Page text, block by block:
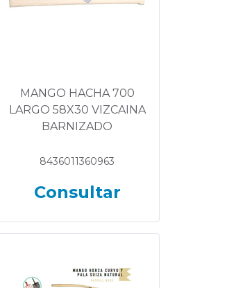
MANGO HACHA 700
LARGO 58X30 VIZCAINA
BARNIZADO
8436011360963
Consultar